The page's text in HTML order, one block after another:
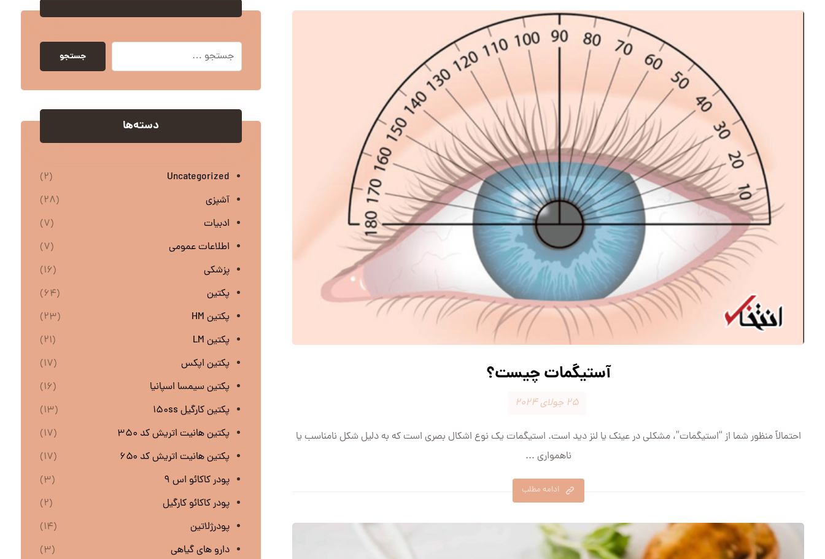
آستیگمات چیست؟
۲۵ جولای ۲۰۲۴
احتمالاً منظور شما از “استیگمات”، مشکلی در عینک یا لنز دید است. استیگمات یک نوع اشکال بصری است که به دلیل شکل نامناسب یا
ناهمواری ...
ادامه مطلب
جستجو
دسته‌ها
Uncategorized
(۲)
آشپزی
(۲۸)
ادبیات
(۷)
اطلاعات عمومی
(۷)
پزشکی
(۱۶)
پکتین
(۶۴)
پکتین HM
(۲۳)
پکتین LM
(۲۱)
پکتین اپکس
(۱۷)
پکتین سیمسا اسپانیا
(۱۶)
پکتین کارگیل ۱۵۰ss
(۱۳)
پکتین هانیت اتریش کد ۳۵۰
(۱۷)
پکتین هانیت اتریش کد ۶۵۰
(۱۷)
پودر کاکائو اس ۹
(۳)
پودر کاکائو کارگیل
(۲)
پودرژلاتین
(۱۴)
دارو های گیاهی
(۳)